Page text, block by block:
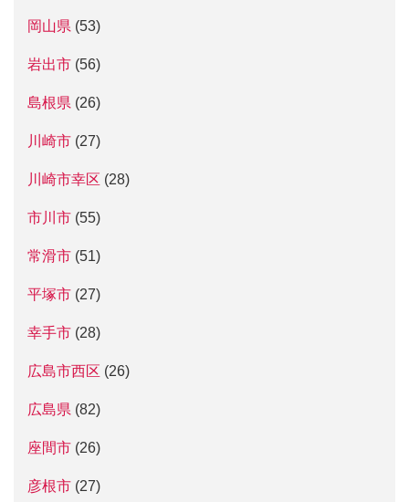
岡山県 (53)
岩出市 (56)
島根県 (26)
川崎市 (27)
川崎市幸区 (28)
市川市 (55)
常滑市 (51)
平塚市 (27)
幸手市 (28)
広島市西区 (26)
広島県 (82)
座間市 (26)
彦根市 (27)